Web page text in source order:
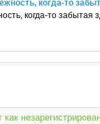
когда-то
когда-то забытая